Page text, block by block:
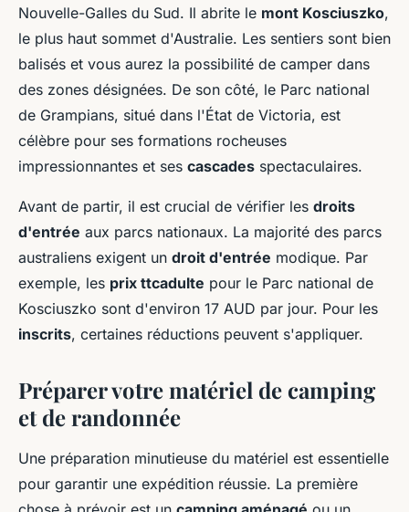
Nouvelle-Galles du Sud. Il abrite le mont Kosciuszko,
le plus haut sommet d'Australie. Les sentiers sont bien
balisés et vous aurez la possibilité de camper dans
des zones désignées. De son côté, le Parc national
de Grampians, situé dans l'État de Victoria, est
célèbre pour ses formations rocheuses
impressionnantes et ses cascades spectaculaires.
Avant de partir, il est crucial de vérifier les droits
d'entrée aux parcs nationaux. La majorité des parcs
australiens exigent un droit d'entrée modique. Par
exemple, les prix ttcadulte pour le Parc national de
Kosciuszko sont d'environ 17 AUD par jour. Pour les
inscrits, certaines réductions peuvent s'appliquer.
Préparer votre matériel de camping
et de randonnée
Une préparation minutieuse du matériel est essentielle
pour garantir une expédition réussie. La première